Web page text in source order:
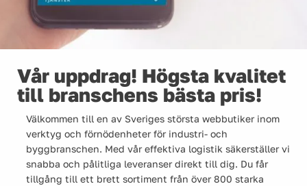
Vår uppdrag! Högsta kvalitet
till branschens bästa pris!
Välkommen till en av Sveriges största webbutiker inom
verktyg och förnödenheter för industri- och
byggbranschen. Med vår effektiva logistik säkerställer vi
snabba och pålitliga leveranser direkt till dig. Du får
tillgång till ett brett sortiment från över 800 starka